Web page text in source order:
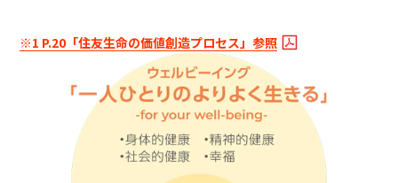
※1 P.20「住友生命の価値創造プロセス」参照